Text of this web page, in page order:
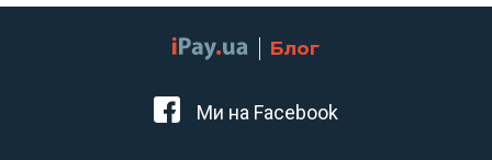
Блог
Ми на Facebook